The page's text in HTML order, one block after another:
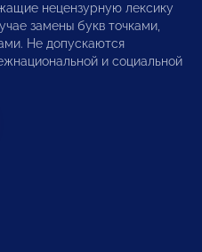
нецензурную лексику
замены букв точками,
Не допускаются
и социальной